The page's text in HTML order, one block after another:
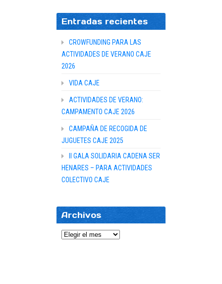
Entradas recientes
CROWFUNDING PARA LAS
ACTIVIDADES DE VERANO CAJE
2026
VIDA CAJE
ACTIVIDADES DE VERANO:
CAMPAMENTO CAJE 2026
CAMPAÑA DE RECOGIDA DE
JUGUETES CAJE 2025
II GALA SOLIDARIA CADENA SER
HENARES – PARA ACTIVIDADES
COLECTIVO CAJE
Archivos
Archivos